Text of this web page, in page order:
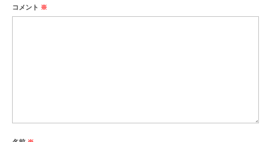
コメント ※